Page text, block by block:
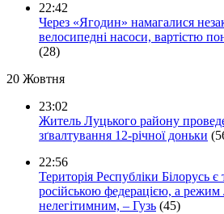
22:42
Через «Ягодин» намагалися
велосипедні насоси, вартістю
(28)
20 Жовтня
23:02
Житель Луцького району проведе
зґвалтування 12-річної доньки
22:56
Територія Республіки Білорусь
російською федерацією, а
нелегітимним, – Гузь (45)